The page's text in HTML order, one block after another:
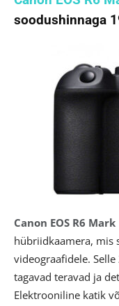
soodushinnaga
Canon EOS R6
hübriidkaamera, mis
videograafidele. Selle
tagavad teravad ja
Elektrooniline katik